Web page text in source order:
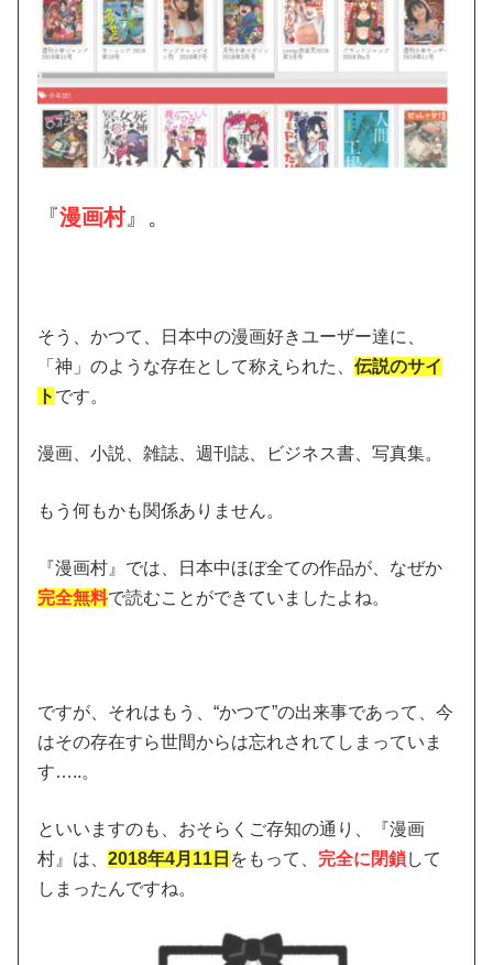
『漫画村』。
そう、かつて、日本中の漫画好きユーザー達に、
「神」のような存在として称えられた、伝説のサイ
ト です。
漫画、小説、雑誌、週刊誌、ビジネス書、写真集。
もう何もかも関係ありません。
『漫画村』では、日本中ほぼ全ての作品が、なぜか
完全無料で読むことができていましたよね。
ですが、それはもう、“かつて”の出来事であって、今
はその存在すら世間からは忘れされてしまっていま
す…..。
といいますのも、おそらくご存知の通り、『漫画
村』は、2018年4月11日 をもって、 完全に閉鎖して
しまったんですね。